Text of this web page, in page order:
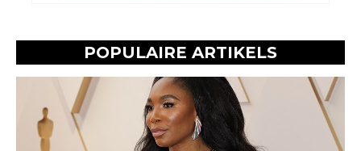
POPULAIRE ARTIKELS